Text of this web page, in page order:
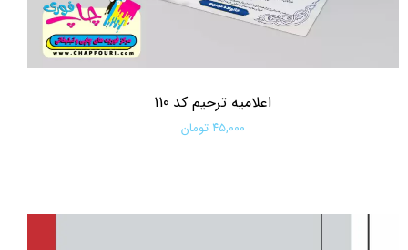
اعلامیه ترحیم کد 110
۴۵,۰۰۰ تومان